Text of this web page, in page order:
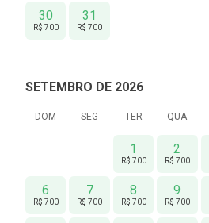
30
R$ 700
31
R$ 700
SETEMBRO DE 2026
DOM SEG TER QUA
1
R$ 700
2
R$ 700
6
R$ 700
7
R$ 700
8
R$ 700
9
R$ 700